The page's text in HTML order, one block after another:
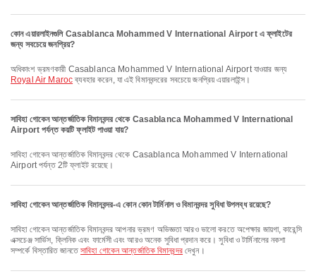
কোন এয়ারলাইনগুলি Casablanca Mohammed V International Airport এ ফ্লাইটের
জন্য সবচেয়ে জনপ্রিয়?
অধিকাংশ ভ্রমণকারী Casablanca Mohammed V International Airport যাওয়ার জন্য
Royal Air Marocব্যবহার করেন, যা এই বিমানবন্দরের সবচেয়ে জনপ্রিয় এয়ারলাইন্স।
সাবিহা গোকেন আন্তর্জাতিক বিমানবন্দর থেকে Casablanca Mohammed V International
Airport পর্যন্ত কয়টি ফ্লাইট পাওয়া যায়?
সাবিহা গোকেন আন্তর্জাতিক বিমানবন্দর থেকে Casablanca Mohammed V International
Airport পর্যন্ত 2টি ফ্লাইট রয়েছে।
সাবিহা গোকেন আন্তর্জাতিক বিমানবন্দর-এ কোন কোন টার্মিনাল ও বিমানবন্দর সুবিধা উপলব্ধ রয়েছে?
সাবিহা গোকেন আন্তর্জাতিক বিমানবন্দর আপনার ভ্রমণ অভিজ্ঞতা আরও ভালো করতে অপেক্ষার জায়গা, কারেন্সি
এক্সচেঞ্জ সার্ভিস, ক্লিনিক এবং ফার্মেসী এবং আরও অনেক সুবিধা প্রদান করে। সুবিধা ও টার্মিনালের নকশা
সম্পর্কে বিস্তারিত জানতে সাবিহা গোকেন আন্তর্জাতিক বিমানবন্দর দেখুন।